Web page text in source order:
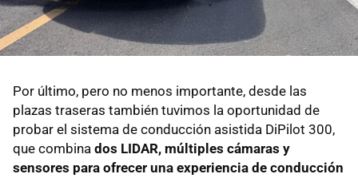
Por último, pero no menos importante, desde las
plazas traseras también tuvimos la oportunidad de
probar el sistema de conducción asistida DiPilot 300,
que combina dos LIDAR, múltiples cámaras y
sensores para ofrecer una experiencia de conducción